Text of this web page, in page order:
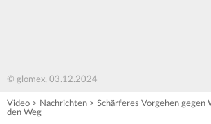
© glomex, 03.12.2024
Video > Nachrichten > Schärferes Vorgehen gegen
den Weg